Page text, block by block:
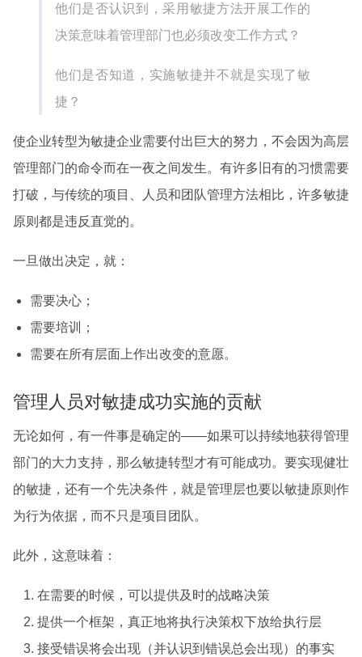
他们是否认识到，采用敏捷方法开展工作的
决策意味着管理部门也必须改变工作方式？
他们是否知道，实施敏捷并不就是实现了敏
捷？
使企业转型为敏捷企业需要付出巨大的努力，不会因为高层
管理部门的命令而在一夜之间发生。有许多旧有的习惯需要
打破，与传统的项目、人员和团队管理方法相比，许多敏捷
原则都是违反直觉的。
一旦做出决定，就：
需要决心；
需要培训；
需要在所有层面上作出改变的意愿。
管理人员对敏捷成功实施的贡献
无论如何，有一件事是确定的——如果可以持续地获得管理
部门的大力支持，那么敏捷转型才有可能成功。要实现健壮
的敏捷，还有一个先决条件，就是管理层也要以敏捷原则作
为行为依据，而不只是项目团队。
此外，这意味着：
在需要的时候，可以提供及时的战略决策
提供一个框架，真正地将执行决策权下放给执行层
接受错误将会出现（并认识到错误总会出现）的事实